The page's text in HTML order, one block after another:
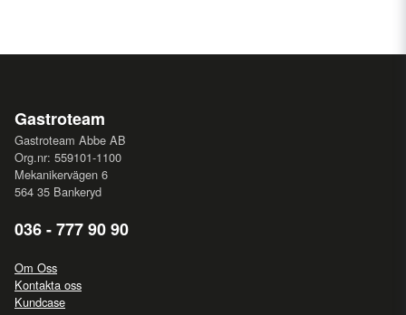
Gastroteam
Gastroteam Abbe AB
Org.nr: 559101-1100
Mekanikervägen 6
564 35 Bankeryd
036 - 777 90 90
Om Oss
Kontakta oss
Kundcase